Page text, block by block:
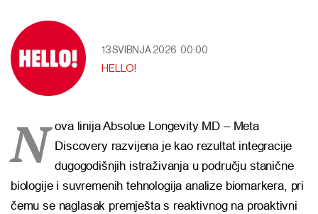
13 SVIBNJA 2026 00:00
HELLO!
N ova linija Absolue Longevity MD – Meta
Discovery razvijena je kao rezultat integracije
dugogodišnjih istraživanja u području stanične
biologije i suvremenih tehnologija analize biomarkera, pri
čemu se naglasak premješta s reaktivnog na proaktivni